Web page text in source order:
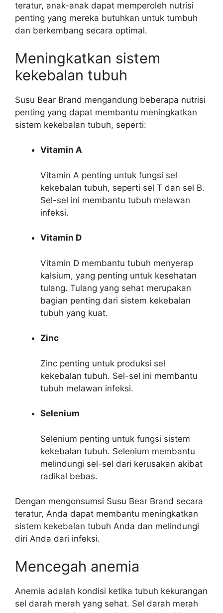
teratur, anak-anak dapat memperoleh nutrisi
penting yang mereka butuhkan untuk tumbuh
dan berkembang secara optimal.
Meningkatkan sistem
kekebalan tubuh
Susu Bear Brand mengandung beberapa nutrisi
penting yang dapat membantu meningkatkan
sistem kekebalan tubuh, seperti:
Vitamin A
Vitamin A penting untuk fungsi sel
kekebalan tubuh, seperti sel T dan sel B.
Sel-sel ini membantu tubuh melawan
infeksi.
Vitamin D
Vitamin D membantu tubuh menyerap
kalsium, yang penting untuk kesehatan
tulang. Tulang yang sehat merupakan
bagian penting dari sistem kekebalan
tubuh yang kuat.
Zinc
Zinc penting untuk produksi sel
kekebalan tubuh. Sel-sel ini membantu
tubuh melawan infeksi.
Selenium
Selenium penting untuk fungsi sistem
kekebalan tubuh. Selenium membantu
melindungi sel-sel dari kerusakan akibat
radikal bebas.
Dengan mengonsumsi Susu Bear Brand secara
teratur, Anda dapat membantu meningkatkan
sistem kekebalan tubuh Anda dan melindungi
diri Anda dari infeksi.
Mencegah anemia
Anemia adalah kondisi ketika tubuh kekurangan
sel darah merah yang sehat. Sel darah merah